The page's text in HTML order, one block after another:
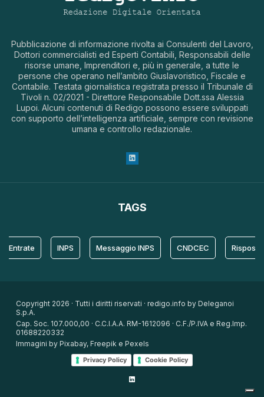
Pubblicazione di informazione rivolta ai Consulenti del Lavoro,
Dottori commercialisti ed Esperti Contabili, Responsabili delle
risorse umane, Imprenditori e, più in generale, a tutte le
persone che operano nell’ambito Giuslavoristico, Fiscale e
Contabile. Testata giornalistica registrata presso il Tribunale di
Tivoli n. 02/2021 - Direttore Responsabile Dott.ssa Alessia
Lupoi. Alcuni contenuti di Redigo possono essere sviluppati
con supporto dell’intelligenza artificiale, sempre con revisione
umana e controllo redazionale.
TAGS
INPS Messaggio INPS CNDCEC Risposta
Copyright 2026 · Tutti i diritti riservati · redigo.info by Deleganoi
S.p.A.
Cap. Soc. 107.000,00 · C.C.I.A.A. RM-1612096 · C.F./P.IVA e Reg.Imp.
01688220332
Immagini by Pixabay, Freepik e Pexels
Privacy Policy Cookie Policy